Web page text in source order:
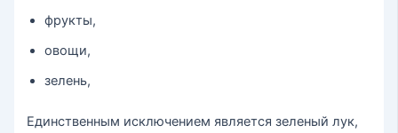
фрукты,
овощи,
зелень,
Единственным исключением является зеленый лук,